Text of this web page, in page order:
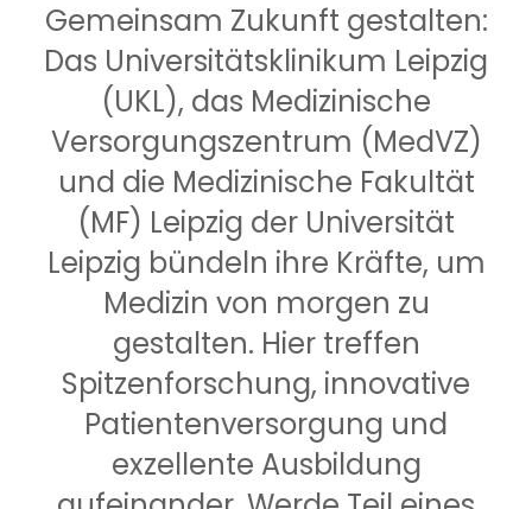
Gemeinsam Zukunft gestalten:
Das Universitätsklinikum Leipzig
(UKL), das Medizinische
Versorgungszentrum (MedVZ)
und die Medizinische Fakultät
(MF) Leipzig der Universität
Leipzig bündeln ihre Kräfte, um
Medizin von morgen zu
gestalten. Hier treffen
Spitzenforschung, innovative
Patientenversorgung und
exzellente Ausbildung